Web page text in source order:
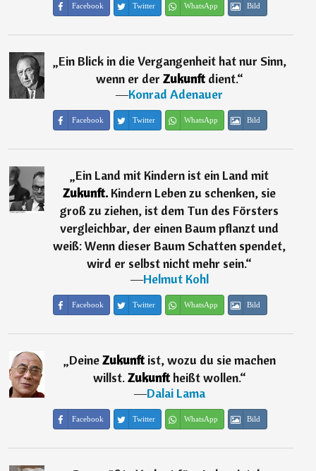
Facebook Twitter WhatsApp Bild
„Ein Blick in die Vergangenheit hat nur Sinn,
wenn er der Zukunft dient.“
―Konrad Adenauer
Facebook Twitter WhatsApp Bild
„Ein Land mit Kindern ist ein Land mit
Zukunft. Kindern Leben zu schenken, sie
groß zu ziehen, ist dem Tun des Försters
vergleichbar, der einen Baum pflanzt und
weiß: Wenn dieser Baum Schatten spendet,
wird er selbst nicht mehr sein.“
―Helmut Kohl
Facebook Twitter WhatsApp Bild
„DeineZukunft ist, wozu du sie machen
willst.Zukunft heißt wollen.“
―Dalai Lama
Facebook Twitter WhatsApp Bild